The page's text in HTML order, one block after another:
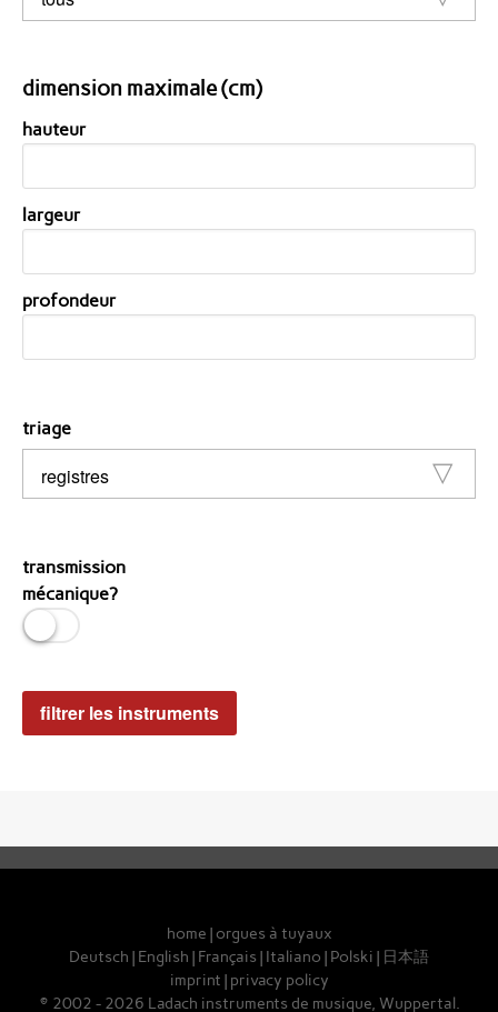
dimension maximale (cm)
hauteur
largeur
profondeur
triage
transmission
mécanique?
home | orgues à tuyaux
Deutsch | English | Français | Italiano | Polski | 日本語
imprint | privacy policy
© 2002 - 2026 Ladach instruments de musique, Wuppertal.